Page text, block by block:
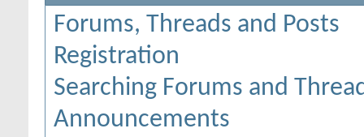
Forums, Threads and Posts
Registration
Searching Forums and
Announcements